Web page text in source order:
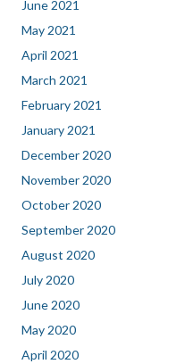
June 2021
May 2021
April 2021
March 2021
February 2021
January 2021
December 2020
November 2020
October 2020
September 2020
August 2020
July 2020
June 2020
May 2020
April 2020